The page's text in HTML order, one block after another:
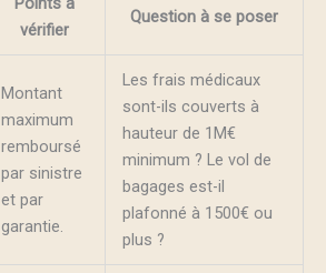
vérifier
Question à se poser
Montant
maximum
remboursé
par sinistre
et par
garantie.
Les frais médicaux
sont-ils couverts à
hauteur de 1M€
minimum ? Le vol de
bagages est-il
plafonné à 1500€ ou
plus ?